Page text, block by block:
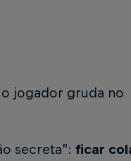
jogador gruda no
secreta”: ficar